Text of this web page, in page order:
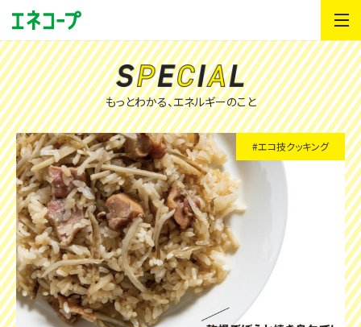
もっとわかる、エネルギーのこと
#エコ技クッキング